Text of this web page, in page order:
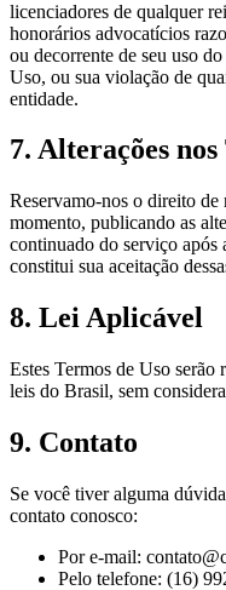
licenciadores de qualquer
honorários advocatícios
ou decorrente de seu uso
Uso, ou sua violação de
entidade.
7. Alterações
Reservamo-nos o direito de
momento, publicando as
continuado do serviço após
constitui sua aceitação
8. Lei Aplicável
Estes Termos de Uso serão
leis do Brasil, sem
9. Contato
Se você tiver alguma
contato conosco:
Por e-mail:
Pelo telefone: (16)